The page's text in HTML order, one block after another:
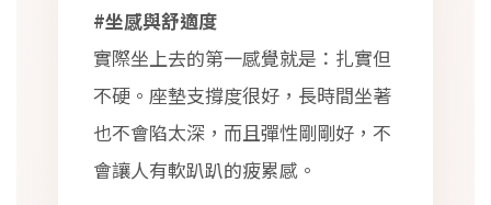
#坐感與舒適度
實際坐上去的第一感覺就是：扎實但
不硬。座墊支撐度很好，長時間坐著
也不會陷太深，而且彈性剛剛好，不
會讓人有軟趴趴的疲累感。